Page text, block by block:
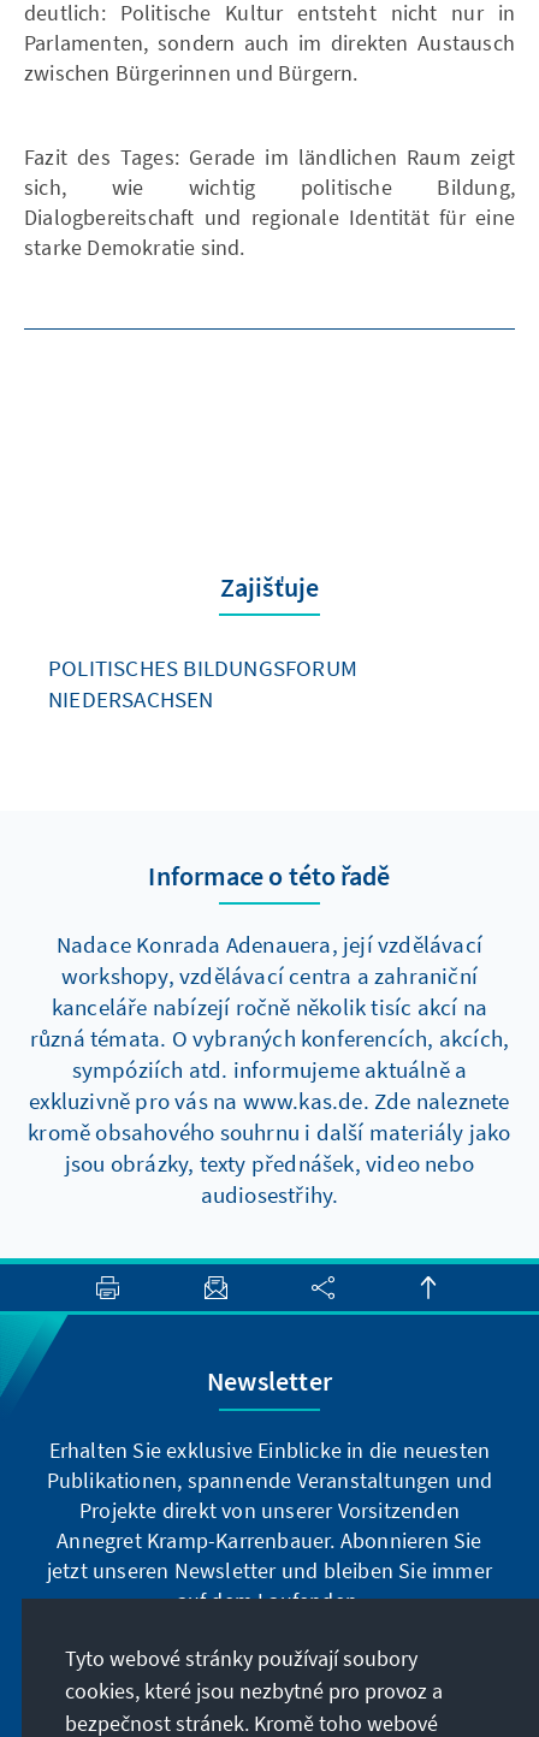
deutlich: Politische Kultur entsteht nicht nur in
Parlamenten, sondern auch im direkten Austausch
zwischen Bürgerinnen und Bürgern.
Fazit des Tages: Gerade im ländlichen Raum zeigt
sich, wie wichtig politische Bildung,
Dialogbereitschaft und regionale Identität für eine
starke Demokratie sind.
Zajišťuje
POLITISCHES BILDUNGSFORUM
NIEDERSACHSEN
Informace o této řadě
Nadace Konrada Adenauera, její vzdělávací
workshopy, vzdělávací centra a zahraniční
kanceláře nabízejí ročně několik tisíc akcí na
různá témata. O vybraných konferencích, akcích,
sympóziích atd. informujeme aktuálně a
exkluzivně pro vás na www.kas.de. Zde naleznete
kromě obsahového souhrnu i další materiály jako
jsou obrázky, texty přednášek, video nebo
audiosestřihy.
Newsletter
Erhalten Sie exklusive Einblicke in die neuesten
Publikationen, spannende Veranstaltungen und
Projekte direkt von unserer Vorsitzenden
Annegret Kramp-Karrenbauer. Abonnieren Sie
jetzt unseren Newsletter und bleiben Sie immer
auf dem Laufenden.
Jetzt abonnieren
Tyto webové stránky používají soubory
cookies, které jsou nezbytné pro provoz a
bezpečnost stránek. Kromě toho webové